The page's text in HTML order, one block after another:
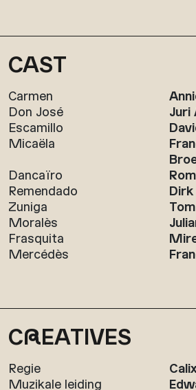
CAST
Carmen
Don José
Juri
Escamillo
Micaëla
Dancaïro
Remendado
Dirk
Zuniga
Moralès
Frasquita
Mercédès
CREATIVES
Regie
Muzikale leiding